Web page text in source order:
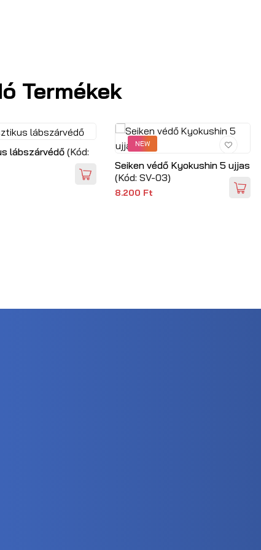
Termékek
lábszárvédő (Kód:
NEW
Seiken védő Kyokushin 5 ujjas
(Kód: SV-03)
8.200 Ft